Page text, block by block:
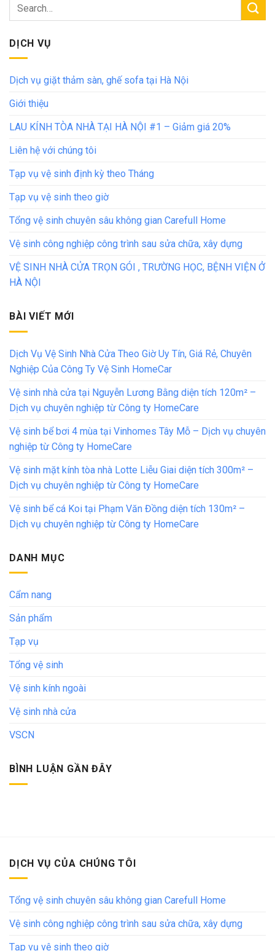
DỊCH VỤ
Dịch vụ giặt thảm sàn, ghế sofa tại Hà Nội
Giới thiệu
LAU KÍNH TÒA NHÀ TẠI HÀ NỘI #1 – Giảm giá 20%
Liên hệ với chúng tôi
Tạp vụ vệ sinh định kỳ theo Tháng
Tạp vụ vệ sinh theo giờ
Tổng vệ sinh chuyên sâu không gian Carefull Home
Vệ sinh công nghiệp công trình sau sửa chữa, xây dựng
VỆ SINH NHÀ CỬA TRỌN GÓI , TRƯỜNG HỌC, BỆNH VIỆN Ở
HÀ NỘI
BÀI VIẾT MỚI
Dịch Vụ Vệ Sinh Nhà Cửa Theo Giờ Uy Tín, Giá Rẻ, Chuyên
Nghiệp Của Công Ty Vệ Sinh HomeCar
Vệ sinh nhà cửa tại Nguyễn Lương Bằng diện tích 120m² –
Dịch vụ chuyên nghiệp từ Công ty HomeCare
Vệ sinh bể bơi 4 mùa tại Vinhomes Tây Mỗ – Dịch vụ chuyên
nghiệp từ Công ty HomeCare
Vệ sinh mặt kính tòa nhà Lotte Liễu Giai diện tích 300m² –
Dịch vụ chuyên nghiệp từ Công ty HomeCare
Vệ sinh bể cá Koi tại Phạm Văn Đồng diện tích 130m² –
Dịch vụ chuyên nghiệp từ Công ty HomeCare
DANH MỤC
Cẩm nang
Sản phẩm
Tạp vụ
Tổng vệ sinh
Vệ sinh kính ngoài
Vệ sinh nhà cửa
VSCN
BÌNH LUẬN GẦN ĐÂY
DỊCH VỤ CỦA CHÚNG TÔI
Tổng vệ sinh chuyên sâu không gian Carefull Home
Vệ sinh công nghiệp công trình sau sửa chữa, xây dựng
Tạp vụ vệ sinh theo giờ